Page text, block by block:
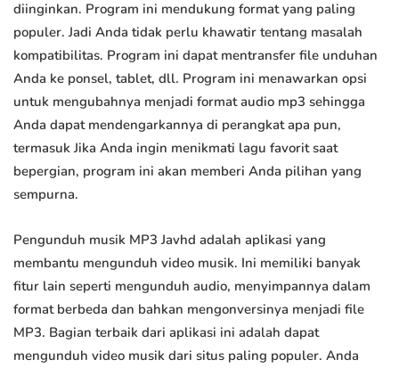
diinginkan. Program ini mendukung format yang paling
populer. Jadi Anda tidak perlu khawatir tentang masalah
kompatibilitas. Program ini dapat mentransfer file unduhan
Anda ke ponsel, tablet, dll. Program ini menawarkan opsi
untuk mengubahnya menjadi format audio mp3 sehingga
Anda dapat mendengarkannya di perangkat apa pun,
termasuk Jika Anda ingin menikmati lagu favorit saat
bepergian, program ini akan memberi Anda pilihan yang
sempurna.
Pengunduh musik MP3 Javhd adalah aplikasi yang
membantu mengunduh video musik. Ini memiliki banyak
fitur lain seperti mengunduh audio, menyimpannya dalam
format berbeda dan bahkan mengonversinya menjadi file
MP3. Bagian terbaik dari aplikasi ini adalah dapat
mengunduh video musik dari situs paling populer. Anda